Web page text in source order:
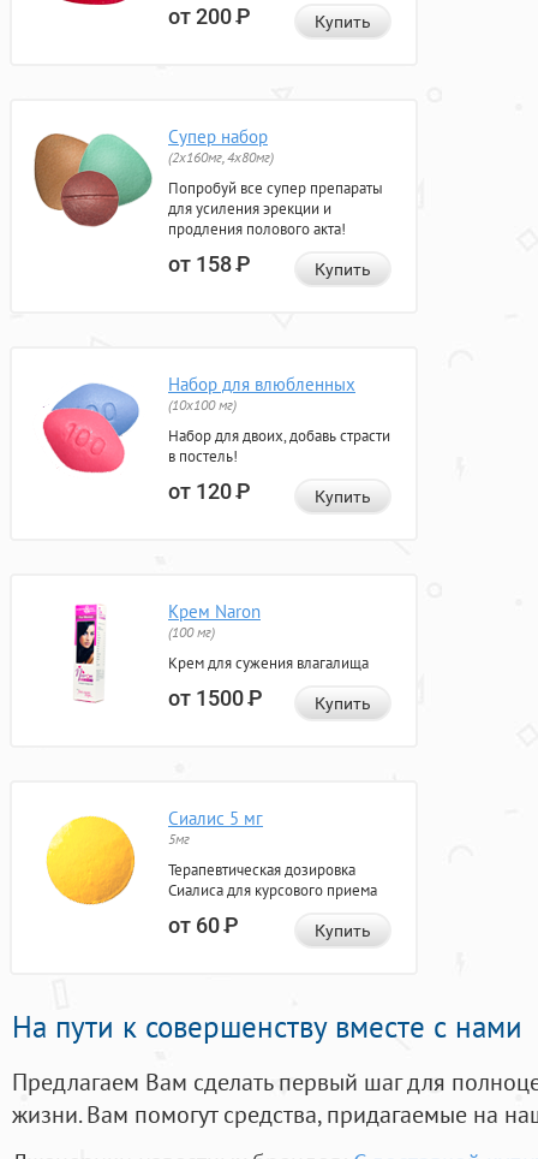
от 200Р Купить
Супер набор
(2х160мг, 4х80мг)
Попробуй все супер препараты
для усиления эрекции и
продления полового акта!
от 158Р Купить
Набор для влюбленных
(10х100 мг)
Набор для двоих, добавь страсти
в постель!
от 120Р Купить
Крем Naron
(100 мг)
Крем для сужения влагалища
от 1500Р Купить
Сиалис 5 мг
5мг
Терапевтическая дозировка
Сиалиса для курсового приема
от 60Р Купить
На пути к совершенству вместе с нами
Предлагаем Вам сделать первый шаг для
жизни. Вам помогут средства, придагаемые на